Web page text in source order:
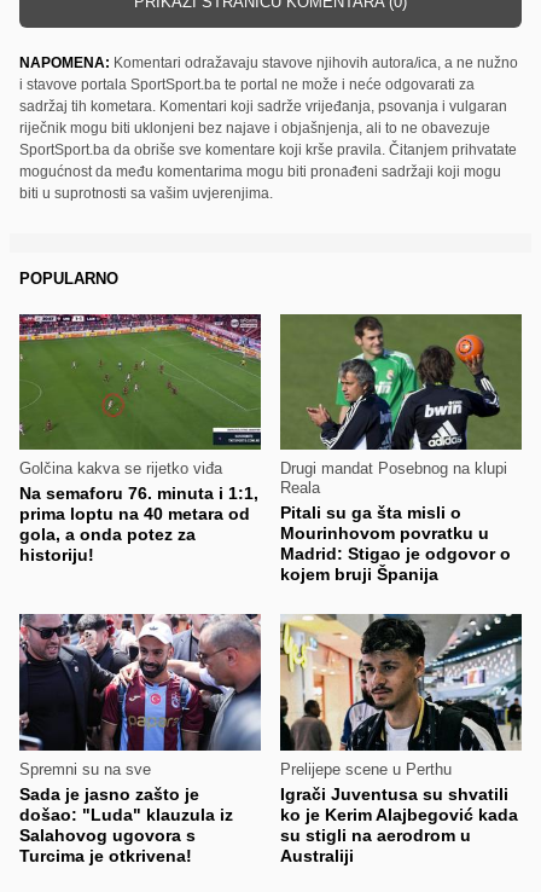
NAPOMENA: Komentari odražavaju stavove njihovih autora/ica, a ne nužno
i stavove portala SportSport.ba te portal ne može i neće odgovarati za
sadržaj tih kometara. Komentari koji sadrže vrijeđanja, psovanja i vulgaran
riječnik mogu biti uklonjeni bez najave i objašnjenja, ali to ne obavezuje
SportSport.ba da obriše sve komentare koji krše pravila. Čitanjem prihvatate
mogućnost da među komentarima mogu biti pronađeni sadržaji koji mogu
biti u suprotnosti sa vašim uvjerenjima.
POPULARNO
Golčina kakva se rijetko viđa
Na semaforu 76. minuta i 1:1,
prima loptu na 40 metara od
gola, a onda potez za
historiju!
Drugi mandat Posebnog na klupi
Reala
Pitali su ga šta misli o
Mourinhovom povratku u
Madrid: Stigao je odgovor o
kojem bruji Španija
Spremni su na sve
Sada je jasno zašto je
došao: "Luda" klauzula iz
Salahovog ugovora s
Turcima je otkrivena!
Prelijepe scene u Perthu
Igrači Juventusa su shvatili
ko je Kerim Alajbegović kada
su stigli na aerodrom u
Australiji